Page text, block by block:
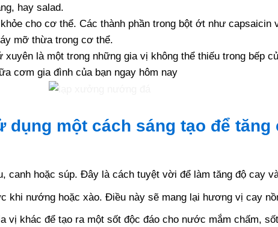
hay salad.
cho cơ thể. Các thành phần trong bột ớt như capsaicin
mỡ thừa trong cơ thể.
là một trong những gia vị không thể thiếu trong bếp
cơm gia đình của bạn ngay hôm nay
một cách sáng tạo để
canh hoặc súp. Đây là cách tuyệt vời để làm tăng độ cay
khi nướng hoặc xào. Điều này sẽ mang lại hương vị cay
vị khác để tạo ra một sốt độc đáo cho nước mắm chấm,